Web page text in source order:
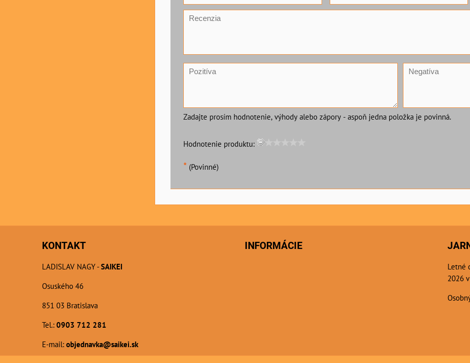
Zadajte prosím hodnotenie, výhody alebo zápory - aspoň jedna položka je povinná.
Hodnotenie produktu:
* (Povinné)
KONTAKT
LADISLAV NAGY -SAIKEI
Osuského 46
851 03 Bratislava
Tel.: 0903 712 281
E-mail: objednavka@saikei.sk
INFORMÁCIE
Letné
2026